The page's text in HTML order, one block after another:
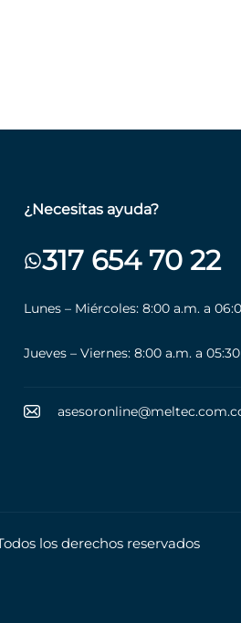
¿Necesitas ayuda?
317 654 70 22
Lunes – Miércoles: 8:00 a.m. a
Jueves – Viernes: 8:00 a.m. a
los derechos reservados